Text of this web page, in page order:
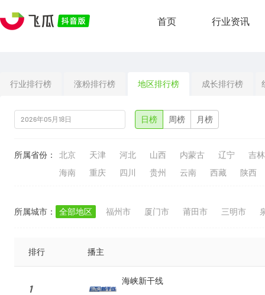
首页 行业资讯
行业排行榜 涨粉排行榜 地区排行榜 成长排行榜
日榜 周榜 月榜
所属省份： 北京 天津 河北 山西 内蒙古 辽宁
吉林
海南
重庆 四川 贵州 云南 西藏 陕西
所属城市： 全部地区 福州市 厦门市 莆田市 三明市
排行 播主
1
海峡新干线